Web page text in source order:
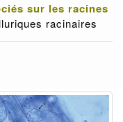
sur les racines
racinaires